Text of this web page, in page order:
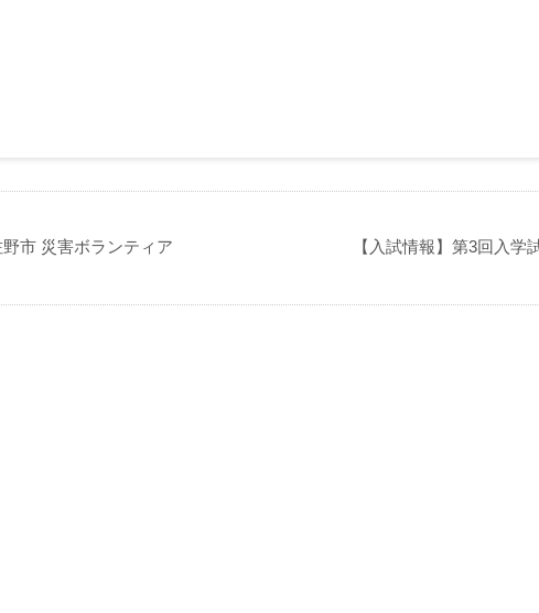
野市 災害ボランティア
【入試情報】第3回入学